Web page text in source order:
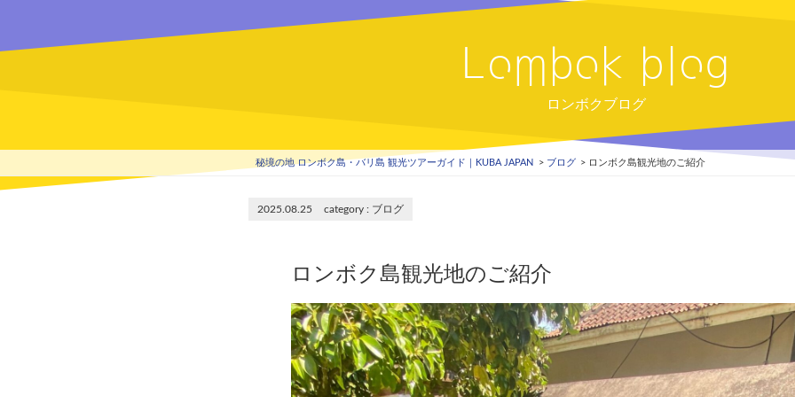
Lombok blog
ロンボクブログ
秘境の地 ロンボク島・バリ島 観光ツアーガイド｜KUBA JAPAN ブログ ロンボク島観光地のご紹介
2025.08.25 ブログ
ロンボク島観光地のご紹介